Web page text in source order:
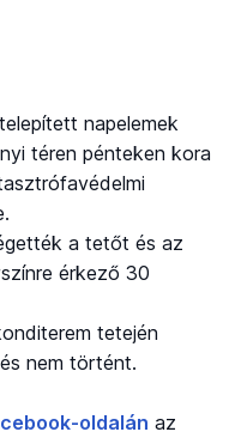
napelemek
téren pénteken kora
a tetőt és az
érkező 30
tetején
nem történt.
oldalán az